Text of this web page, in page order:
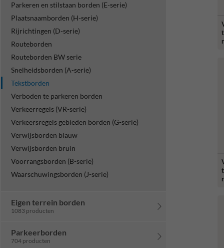
Parkeren en stilstaan borden (E-serie)
Plaatsnaamborden (H-serie)
Rijrichtingen (D-serie)
Routeborden
Routeborden BW serie
Snelheidsborden (A-serie)
Tekstborden
Verboden te parkeren borden
Verkeerregels (VR-serie)
Verkeersregels gebieden borden (G-serie)
Verwijsborden blauw
Verwijsborden bruin
Voorrangsborden (B-serie)
Waarschuwingsborden (J-serie)
Eigen terrein borden
1083 producten
Parkeerborden
704 producten